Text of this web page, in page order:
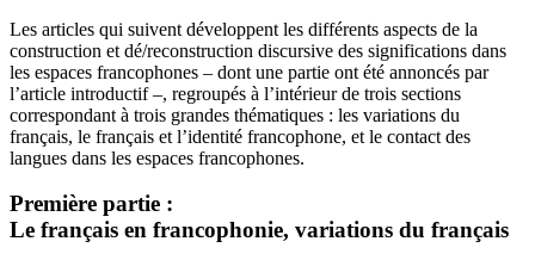
Les articles qui suivent développent les différents aspects de la
construction et dé/reconstruction discursive des significations dans
les espaces francophones – dont une partie ont été annoncés par
l’article introductif –, regroupés à l’intérieur de trois sections
correspondant à trois grandes thématiques : les variations du
français, le français et l’identité francophone, et le contact des
langues dans les espaces francophones.
Première partie :
Le français en francophonie, variations du français